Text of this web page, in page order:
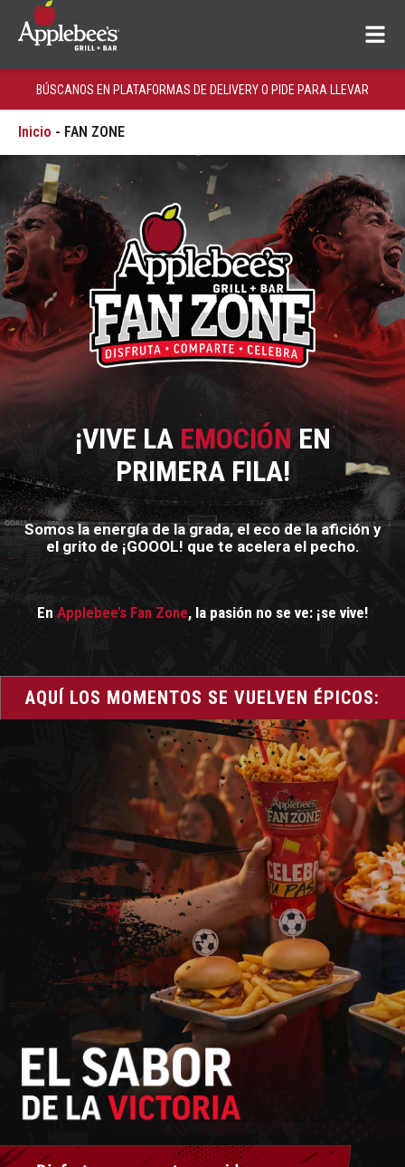
BÚSCANOS EN PLATAFORMAS DE DELIVERY O PIDE PARA LLEVAR
Inicio - FAN ZONE
¡VIVE LA EMOCIÓN EN
PRIMERA FILA!
Somos la energía de la grada, el eco de la afición y
el grito de ¡GOOOL! que te acelera el pecho.
En Applebee’s Fan Zone, la pasión no se ve: ¡se vive!
AQUÍ LOS MOMENTOS SE VUELVEN ÉPICOS: